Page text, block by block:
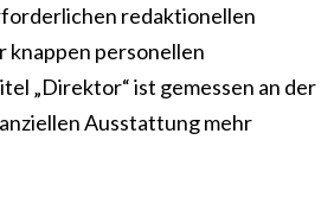
redaktionellen
knappen personellen
„Direktor“ ist gemessen an der
Ausstattung mehr